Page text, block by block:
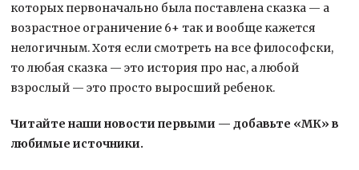
которых первоначально была поставлена сказка — а
возрастное ограничение 6+ так и вообще кажется
нелогичным. Хотя если смотреть на все философски,
то любая сказка — это история про нас, а любой
взрослый — это просто выросший ребенок.
Читайте наши новости первыми — добавьте «МК» в
любимые источники.